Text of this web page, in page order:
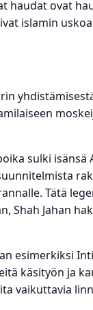
haudat ovat
islamin
sulki isänsä
Tätä
Shah Jahan
esimerkiksi
käsityön ja
vaikuttavia